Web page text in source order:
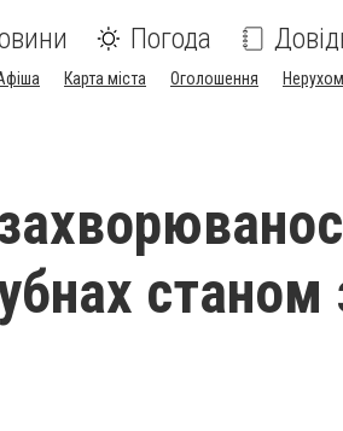
Погода
Карта міста Оголошення
станом